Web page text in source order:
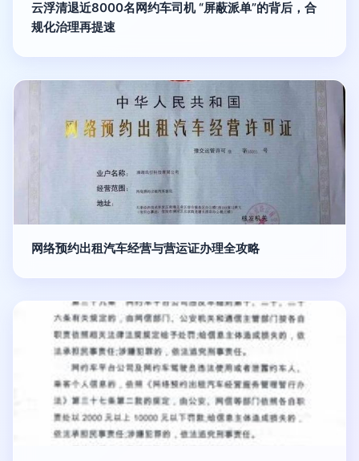
云浮清退近8000名网约车司机 “屏蔽派单”的背后，合
规化治理再提速
网络预约出租汽车经营与营运证办理全攻略